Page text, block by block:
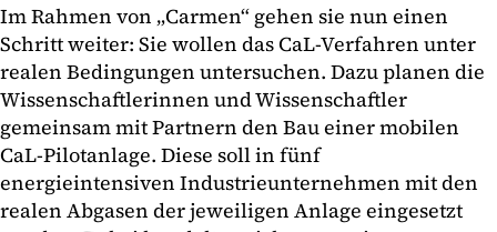
Im Rahmen von „Carmen“ gehen sie nun einen
Schritt weiter: Sie wollen das CaL-Verfahren unter
realen Bedingungen untersuchen. Dazu planen die
Wissenschaftlerinnen und Wissenschaftler
gemeinsam mit Partnern den Bau einer mobilen
CaL-Pilotanlage. Diese soll in fünf
energieintensiven Industrieunternehmen mit den
realen Abgasen der jeweiligen Anlage eingesetzt